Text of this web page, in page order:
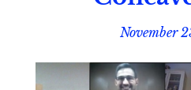
November